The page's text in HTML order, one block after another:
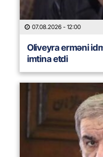
07.08.2026 - 12:00
Oliveyra erməni
imtina etdi